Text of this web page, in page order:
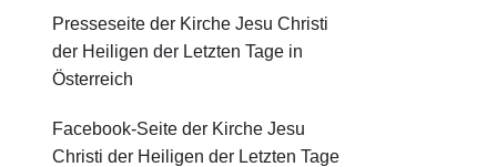
Presseseite der Kirche Jesu Christi
der Heiligen der Letzten Tage in
Österreich
Facebook-Seite der Kirche Jesu
Christi der Heiligen der Letzten Tage